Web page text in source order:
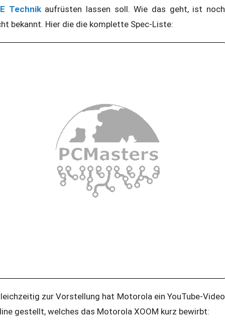
Technik aufrüsten lassen soll. Wie das geht, ist noch
bekannt. Hier die die komplette Spec-Liste:
zur Vorstellung hat Motorola ein YouTube-Video
gestellt, welches das Motorola XOOM kurz bewirbt: